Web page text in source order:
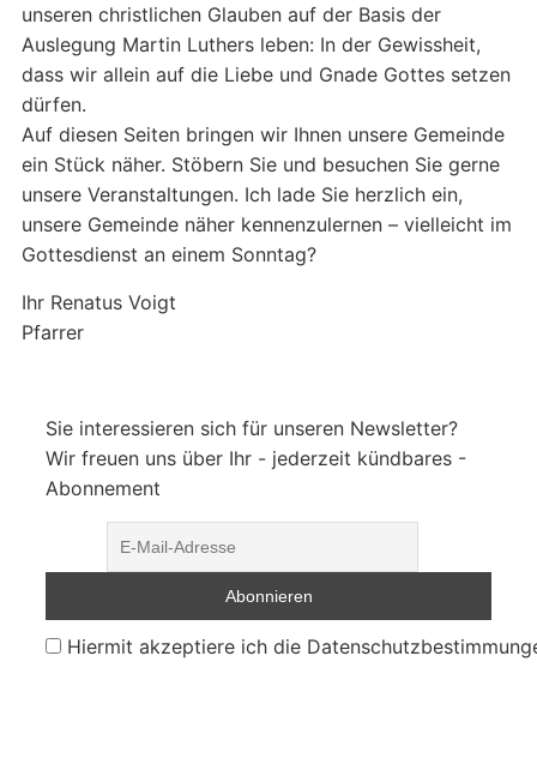
unseren christlichen Glauben auf der Basis der
Auslegung Martin Luthers leben: In der Gewissheit,
dass wir allein auf die Liebe und Gnade Gottes setzen
dürfen.
Auf diesen Seiten bringen wir Ihnen unsere Gemeinde
ein Stück näher. Stöbern Sie und besuchen Sie gerne
unsere Veranstaltungen. Ich lade Sie herzlich ein,
unsere Gemeinde näher kennenzulernen – vielleicht im
Gottesdienst an einem Sonntag?
Ihr Renatus Voigt
Pfarrer
Sie interessieren sich für unseren Newsletter?
Wir freuen uns über Ihr - jederzeit kündbares -
Abonnement
Hiermit akzeptiere ich die